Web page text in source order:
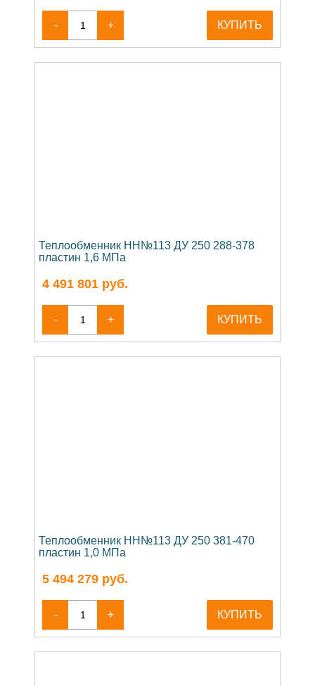
- + КУПИТЬ
Теплообменник НН№113 ДУ 250 288-378
пластин 1,6 МПа
4 491 801 руб.
- + КУПИТЬ
Теплообменник НН№113 ДУ 250 381-470
пластин 1,0 МПа
5 494 279 руб.
- + КУПИТЬ